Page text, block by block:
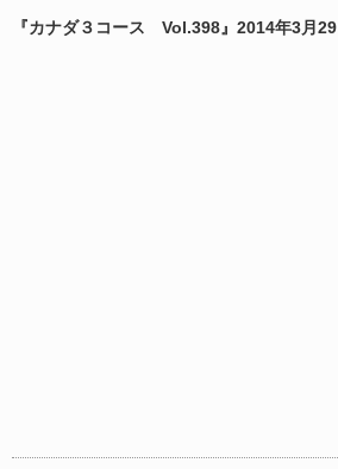
『カナダ３コース Vol.398』2014年3月